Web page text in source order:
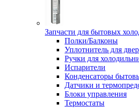
Запчасти для бытовых
Полки/Балконы
Уплотнитель для
Ручки для
Испарители
Конденсаторы
Датчики и
Блоки управления
Термостаты